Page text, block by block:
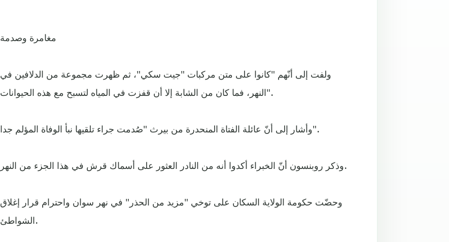
مغامرة وصدمة
ولفت إلى أنّهم "كانوا على متن مركبات "جيت سكي"، ثم ظهرت مجموعة من الدلافين في
النهر، فما كان من الشابة إلا أن قفزت في المياه لتسبح مع هذه الحيوانات".
وأشار إلى أنّ عائلة الفتاة المنحدرة من بيرث "صُدمت جراء تلقيها نبأ الوفاة المؤلم جدا".
وذكر روبنسون أنّ الخبراء أكدوا أنه من النادر العثور على أسماك قرش في هذا الجزء من النهر.
وحضّت حكومة الولاية السكان على توخي "مزيد من الحذر" في نهر سوان واحترام قرار إغلاق
الشواطئ.